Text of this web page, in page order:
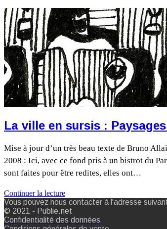
La ville en sursis :
Mise à jour d’un très beau texte de Bruno
2008 : Ici, avec ce fond pris à un bistrot du
sont faites pour être redites, elles ont…
Continuer la lecture
Vous pouvez nous contacter à l'adresse
© 2021 - Publie.net
Confidentialité des données